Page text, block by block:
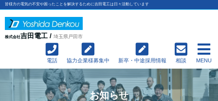
皆様方の電気の不安や困ったことを解決するために吉田電工は日々活動しています
株式会社吉田電工 / 埼玉県戸田市
電話 協力企業様募集中 新卒・中途採用情報 相談 MENU
お知らせ